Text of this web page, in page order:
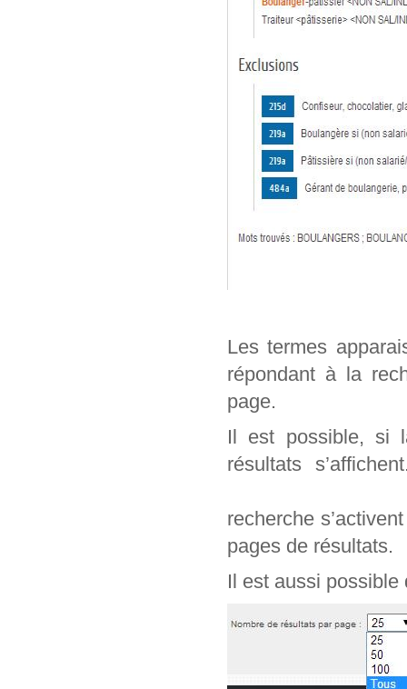
Les termes
répondant à la
page.
Il est possible, si
résultats
recherche
pages de résultats.
Il est aussi